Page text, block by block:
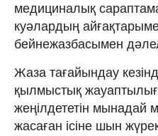
медициналық
куәлардың
бейнежазбасымен
Жаза тағайындау
қылмыстық
жеңілдететін мынадай
жасаған ісіне шын